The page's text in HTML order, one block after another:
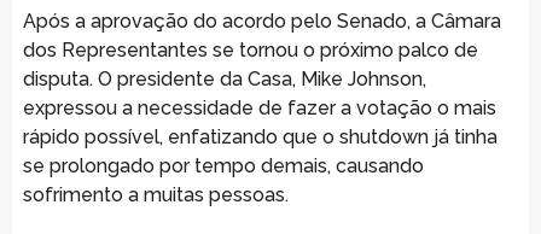
Após a aprovação do acordo pelo Senado, a Câmara
dos Representantes se tornou o próximo palco de
disputa. O presidente da Casa, Mike Johnson,
expressou a necessidade de fazer a votação o mais
rápido possível, enfatizando que o shutdown já tinha
se prolongado por tempo demais, causando
sofrimento a muitas pessoas.